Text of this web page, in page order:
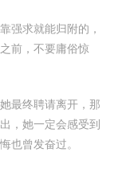
强求就能归附的，
前，不要庸俗惊
最终聘请离开，那
，她一定会感受到
也曾发奋过。